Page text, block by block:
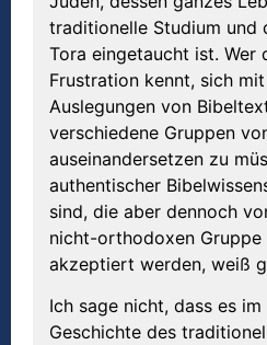
traditionelle Studium und
Tora eingetaucht ist. Wer
Frustration kennt, sich
Auslegungen von
verschiedene Gruppen
auseinandersetzen zu
authentischer
sind, die aber dennoch
nicht-orthodoxen
akzeptiert werden, weiß
Ich sage nicht, dass es
Geschichte des